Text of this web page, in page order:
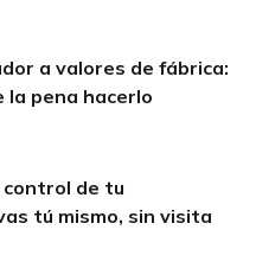
a valores de fábrica:
la pena hacerlo
de tu
tú mismo, sin visita